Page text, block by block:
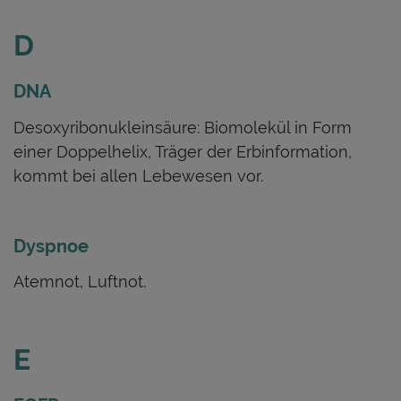
D
DNA
Desoxyribonukleinsäure: Biomolekül in Form
einer Doppelhelix, Träger der Erbinformation,
kommt bei allen Lebewesen vor.
Dyspnoe
Atemnot, Luftnot.
E